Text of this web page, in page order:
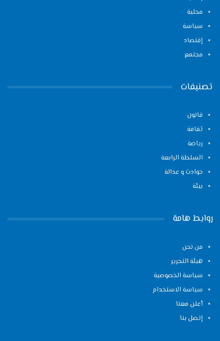
محلية
سياسة
إقتصاد
مجتمع
تصنيفات
قانون
ثقافة
رياضة
السلطة الرابعة
حوادث و عدالة
بيئة
روابط هامة
من نحن
هيئة التحرير
سياسة الخصوصية
سياسة الاستخدام
أعلن معنا
إتصل بنا